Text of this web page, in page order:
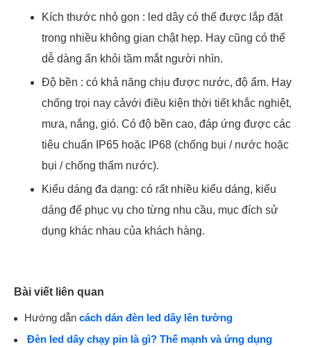
Kích thước nhỏ gọn : led dây có thể được lắp đặt
trong nhiều không gian chật hẹp. Hay cũng có thể
dễ dàng ẩn khỏi tầm mắt người nhìn.
Độ bền : có khả năng chịu được nước, độ ẩm. Hay
chống trọi nay cảvới điều kiện thời tiết khắc nghiệt,
mưa, nắng, gió. Có độ bền cao, đáp ứng được các
tiêu chuẩn IP65 hoặc IP68 (chống bụi / nước hoặc
bụi / chống thấm nước).
Kiểu dáng đa dạng: có rất nhiều kiểu dáng, kiểu
dáng để phục vụ cho từng nhu cầu, mục đích sử
dụng khác nhau của khách hàng.
Bài viết liên quan
Hướng dẫn cách dán đèn led dây lên tường
Đèn led dây chạy pin là gì? Thế mạnh và ứng dụng